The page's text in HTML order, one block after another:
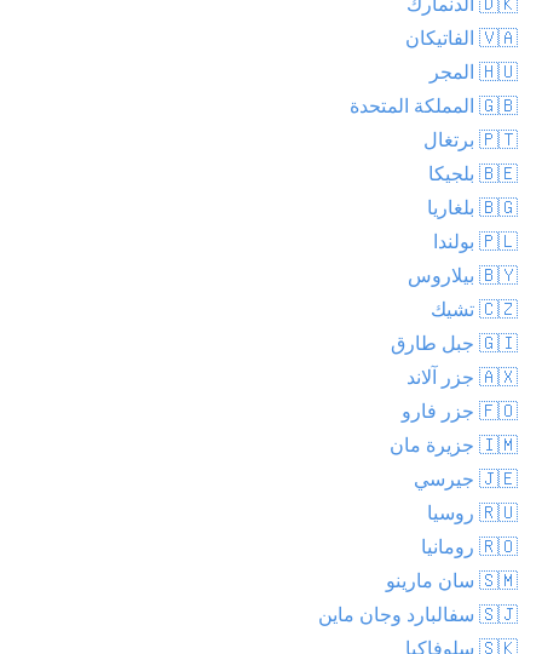
🇻🇦 الفاتيكان
🇭🇺 المجر
🇬🇧 المملكة المتحدة
🇵🇹 برتغال
🇧🇪 بلجيكا
🇧🇬 بلغاريا
🇵🇱 بولندا
🇧🇾 بيلاروس
🇨🇿 تشيك
🇬🇮 جبل طارق
🇦🇽 جزر آلاند
🇫🇴 جزر فارو
🇮🇲 جزيرة مان
🇯🇪 جيرسي
🇷🇺 روسيا
🇷🇴 رومانيا
🇸🇲 سان مارينو
🇸🇯 سفالبارد وجان ماين
🇸🇰 سلوفاكيا